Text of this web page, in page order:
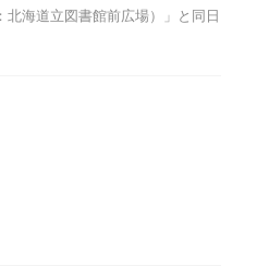
海道立図書館前広場）」と同日